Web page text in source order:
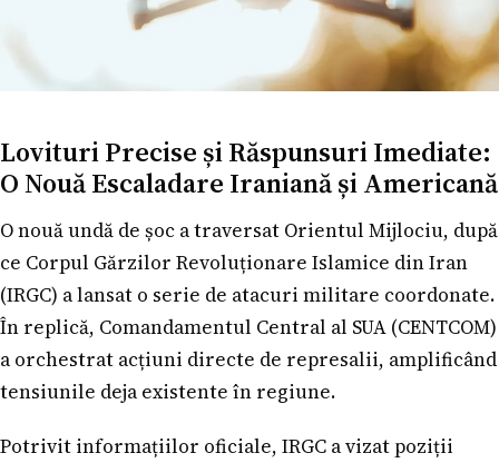
Lovituri Precise și Răspunsuri Imediate:
O Nouă Escaladare Iraniană și Americană
O nouă undă de șoc a traversat Orientul Mijlociu, după
ce Corpul Gărzilor Revoluționare Islamice din Iran
(IRGC) a lansat o serie de atacuri militare coordonate.
În replică, Comandamentul Central al SUA (CENTCOM)
a orchestrat acțiuni directe de represalii, amplificând
tensiunile deja existente în regiune.
Potrivit informațiilor oficiale, IRGC a vizat poziții